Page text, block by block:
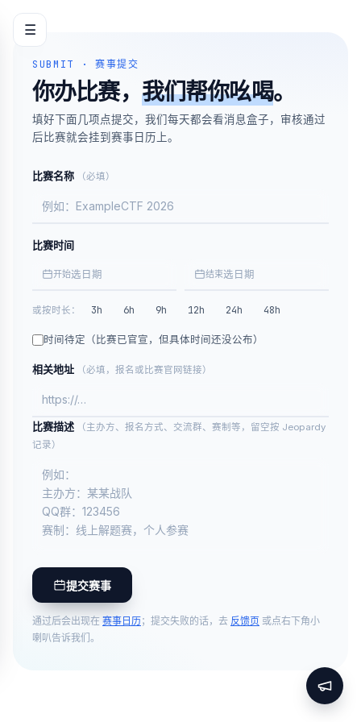
☰
SUBMIT · 赛事提交
你办比赛， 我们帮你吆喝。
填好下面几项点提交，我们每天都会看消息盒子，审核通过
后比赛就会挂到赛事日历上。
比赛名称 （必填）
比赛时间
开始选日期 结束选日期
或按时长： 3h 6h 9h 12h 24h 48h
时间待定（比赛已官宣，但具体时间还没公布）
相关地址 （必填，报名或比赛官网链接）
比赛描述
（主办方、报名方式、交流群、赛制等，留空按 Jeopardy
记录）
提交赛事
通过后会出现在 赛事日历；提交失败的话，去 反馈页 或点右下角小
喇叭告诉我们。